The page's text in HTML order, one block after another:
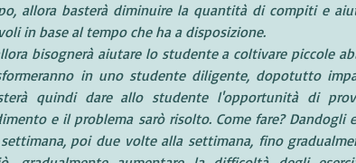
allora basterà diminuire la quantità di compiti e
in base al tempo che ha a disposizione.
bisognerà aiutare lo studente a coltivare piccole
in uno studente diligente, dopotutto
quindi dare allo studente l'opportunità di
e il problema sarò risolto. Come fare? Dandogli
poi due volte alla settimana, fino